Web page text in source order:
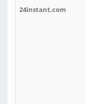
24instant.com